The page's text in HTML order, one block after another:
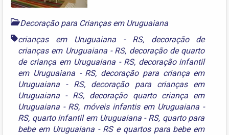
Decoração para Crianças em Uruguaiana
crianças em Uruguaiana - RS, decoração de
crianças em Uruguaiana - RS, decoração de quarto
de criança em Uruguaiana - RS, decoração infantil
em Uruguaiana - RS, decoração para criança em
Uruguaiana - RS, decoração para crianças em
Uruguaiana - RS, decoração quarto criança em
Uruguaiana - RS, móveis infantis em Uruguaiana -
RS, quarto infantil em Uruguaiana - RS, quarto para
bebe em Uruguaiana - RSe quartos para bebe em